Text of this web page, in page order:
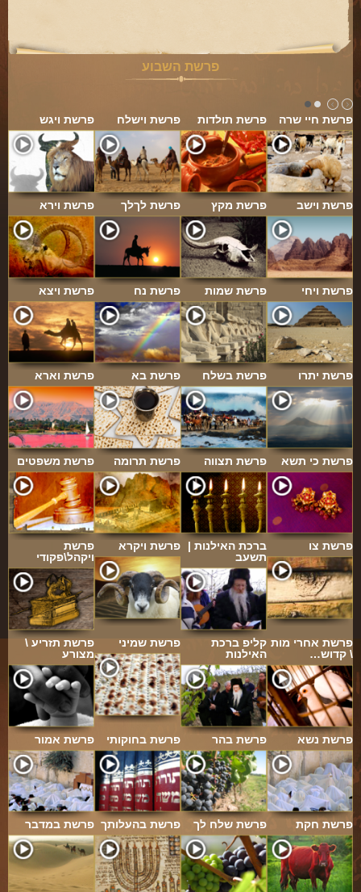
פרשת השבוע
פרשת ויגש פרשת וישלח פרשת תולדות פרשת חיי שרה
פרשת וירא פרשת לךלך פרשת מקץ פרשת וישב
פרשת ויצא פרשת נח פרשת שמות פרשת ויחי
פרשת וארא פרשת בא פרשת בשלח פרשת יתרו
פרשת משפטים פרשת תרומה פרשת תצווה פרשת כי תשא
פרשת
ויקהל\פקודי
פרשת ויקרא
ברכת האילנות |
תשעב
פרשת צו
פרשת תזריע \
מצורע
פרשת שמיני
קליפ ברכת
האילנות
פרשת אחרי מות
\ קדוש…
פרשת אמור פרשת בחוקותי פרשת בהר פרשת נשא
פרשת במדבר פרשת בהעלותך פרשת שלח לך פרשת חקת